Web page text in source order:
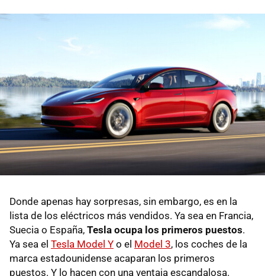
Donde apenas hay sorpresas, sin embargo, es en la
lista de los eléctricos más vendidos. Ya sea en Francia,
Suecia o España, Tesla ocupa los primeros puestos.
Ya sea el Tesla Model Y o el Model 3, los coches de la
marca estadounidense acaparan los primeros
puestos. Y lo hacen con una ventaja escandalosa.